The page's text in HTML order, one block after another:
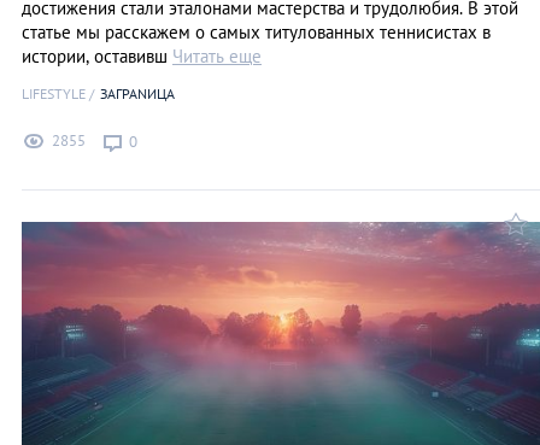
достижения стали эталонами мастерства и трудолюбия. В этой
статье мы расскажем о самых титулованных теннисистах в
истории, оставивш Читать еще
LIFESTYLE ЗАГРАNИЦА
2855 0